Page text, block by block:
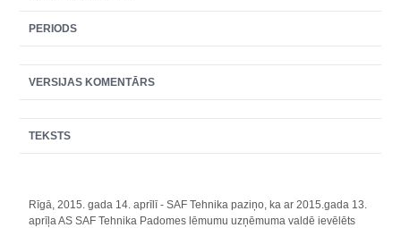
PERIODS
VERSIJAS KOMENTĀRS
TEKSTS
Rīgā, 2015. gada 14. aprīlī - SAF Tehnika paziņo, ka ar 2015.gada 13.
aprīļa AS SAF Tehnika Padomes lēmumu uzņēmuma valdē ievēlēts